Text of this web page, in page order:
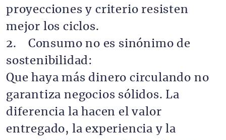
proyecciones y criterio resisten
mejor los ciclos.
2. Consumo no es sinónimo de
sostenibilidad:
Que haya más dinero circulando no
garantiza negocios sólidos. La
diferencia la hacen el valor
entregado, la experiencia y la